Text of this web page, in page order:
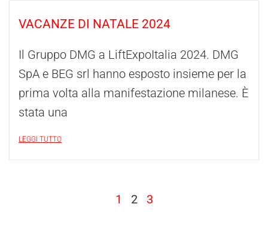
VACANZE DI NATALE 2024
Il Gruppo DMG a LiftExpoItalia 2024. DMG
SpA e BEG srl hanno esposto insieme per la
prima volta alla manifestazione milanese. È
stata una
LEGGI TUTTO
1 2 3